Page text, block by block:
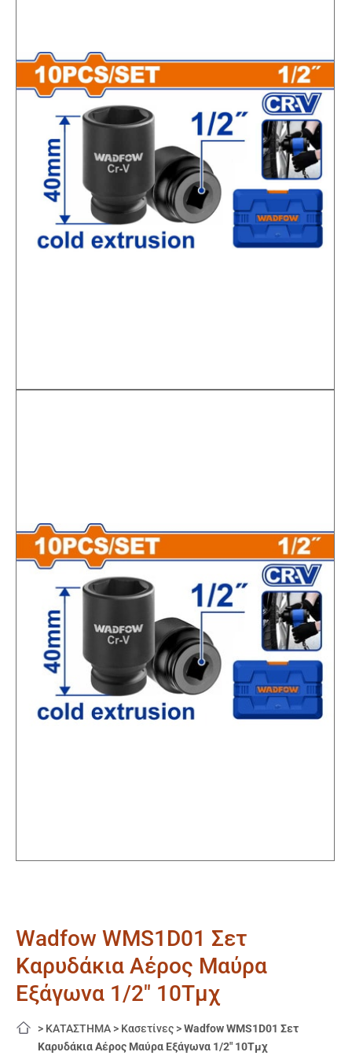
Wadfow WMS1D01 Σετ
Καρυδάκια Αέρος Μαύρα
Εξάγωνα 1/2″ 10Τμχ
> ΚΑΤΑΣΤΗΜΑ > Κασετίνες >Wadfow WMS1D01 Σετ
Καρυδάκια Αέρος Μαύρα Εξάγωνα 1/2″ 10Τμχ